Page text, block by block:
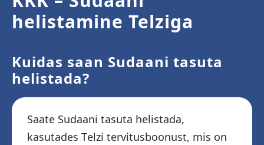
helistamine Telziga
Kuidas saan Sudaani tasuta
helistada?
Saate Sudaani tasuta helistada,
kasutades Telzi tervitusboonust, mis on